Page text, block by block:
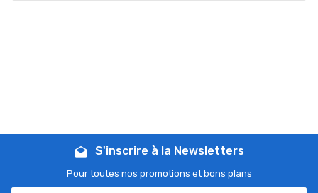
drafts S'inscrire à la Newsletters
Pour toutes nos promotions et bons plans